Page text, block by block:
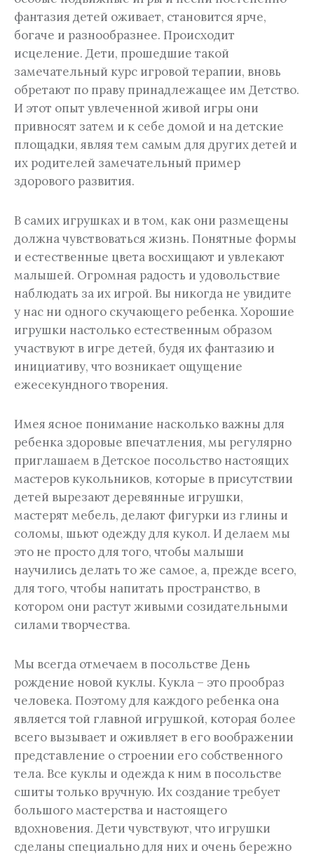
фантазия детей оживает, становится ярче,
богаче и разнообразнее. Происходит
исцеление. Дети, прошедшие такой
замечательный курс игровой терапии, вновь
обретают по праву принадлежащее им Детство.
И этот опыт увлеченной живой игры они
привносят затем и к себе домой и на детские
площадки, являя тем самым для других детей и
их родителей замечательный пример
здорового развития.
В самих игрушках и в том, как они размещены
должна чувствоваться жизнь. Понятные формы
и естественные цвета восхищают и увлекают
малышей. Огромная радость и удовольствие
наблюдать за их игрой. Вы никогда не увидите
у нас ни одного скучающего ребенка. Хорошие
игрушки настолько естественным образом
участвуют в игре детей, будя их фантазию и
инициативу, что возникает ощущение
ежесекундного творения.
Имея ясное понимание насколько важны для
ребенка здоровые впечатления, мы регулярно
приглашаем в Детское посольство настоящих
мастеров кукольников, которые в присутствии
детей вырезают деревянные игрушки,
мастерят мебель, делают фигурки из глины и
соломы, шьют одежду для кукол. И делаем мы
это не просто для того, чтобы малыши
научились делать то же самое, а, прежде всего,
для того, чтобы напитать пространство, в
котором они растут живыми созидательными
силами творчества.
Мы всегда отмечаем в посольстве День
рождение новой куклы. Кукла – это прообраз
человека. Поэтому для каждого ребенка она
является той главной игрушкой, которая более
всего вызывает и оживляет в его воображении
представление о строении его собственного
тела. Все куклы и одежда к ним в посольстве
сшиты только вручную. Их создание требует
большого мастерства и настоящего
вдохновения. Дети чувствуют, что игрушки
сделаны специально для них и очень бережно